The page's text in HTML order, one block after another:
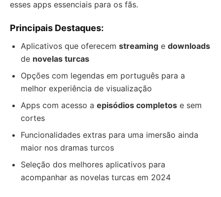
esses apps essenciais para os fãs.
Principais Destaques:
Aplicativos que oferecem streaming e downloads
de novelas turcas
Opções com legendas em português para a
melhor experiência de visualização
Apps com acesso a episódios completos e sem
cortes
Funcionalidades extras para uma imersão ainda
maior nos dramas turcos
Seleção dos melhores aplicativos para
acompanhar as novelas turcas em 2024